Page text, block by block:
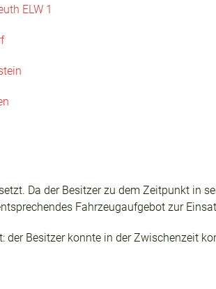
ELW 1
Da der Besitzer zu dem Zeitpunkt in
Fahrzeugaufgebot zur
der Besitzer konnte in der Zwischenzeit